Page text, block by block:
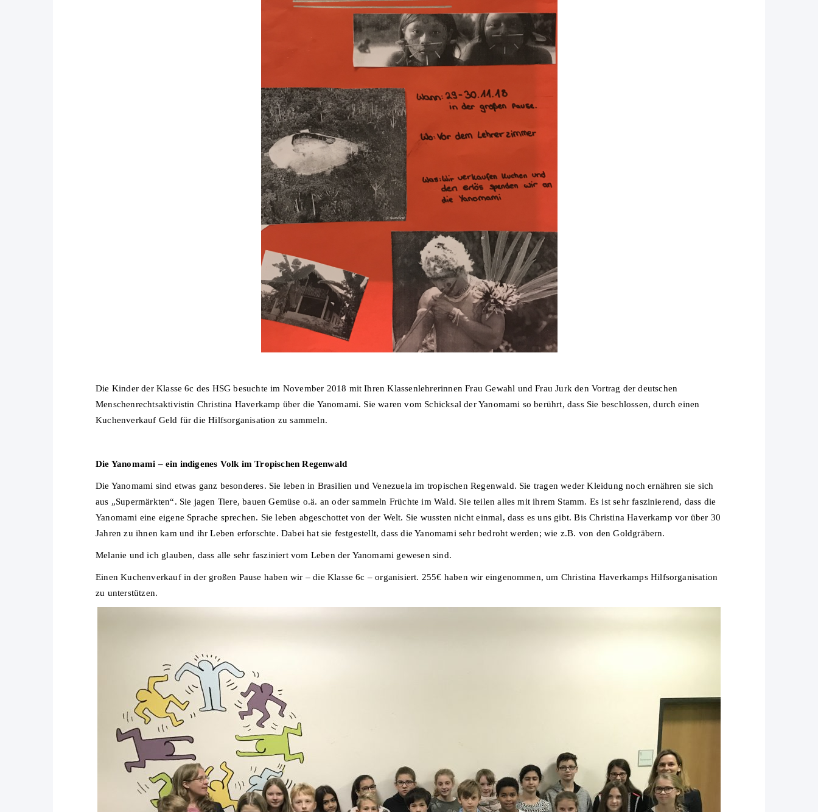
Die Kinder der Klasse 6c des HSG besuchte im November 2018 mit Ihren Klassenlehrerinnen Frau Gewahl und Frau Jurk den Vortrag der deutschen
Menschenrechtsaktivistin Christina Haverkamp über die Yanomami. Sie waren vom Schicksal der Yanomami so berührt, dass Sie beschlossen, durch einen
Kuchenverkauf Geld für die Hilfsorganisation zu sammeln.
Die Yanomami – ein indigenes Volk im Tropischen Regenwald
Die Yanomami sind etwas ganz besonderes. Sie leben in Brasilien und Venezuela im tropischen Regenwald. Sie tragen weder Kleidung noch ernähren sie sich
aus „Supermärkten“. Sie jagen Tiere, bauen Gemüse o.ä. an oder sammeln Früchte im Wald. Sie teilen alles mit ihrem Stamm. Es ist sehr faszinierend, dass die
Yanomami eine eigene Sprache sprechen. Sie leben abgeschottet von der Welt. Sie wussten nicht einmal, dass es uns gibt. Bis Christina Haverkamp vor über 30
Jahren zu ihnen kam und ihr Leben erforschte. Dabei hat sie festgestellt, dass die Yanomami sehr bedroht werden; wie z.B. von den Goldgräbern.
Melanie und ich glauben, dass alle sehr fasziniert vom Leben der Yanomami gewesen sind.
Einen Kuchenverkauf in der großen Pause haben wir – die Klasse 6c – organisiert. 255€ haben wir eingenommen, um Christina Haverkamps Hilfsorganisation
zu unterstützen.